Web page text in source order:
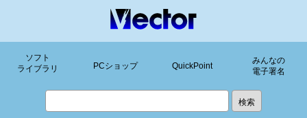
ソフト
ライブラリ
PCショップ QuickPoint
みんなの
電子署名